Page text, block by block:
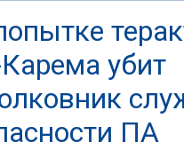
убит
ПА